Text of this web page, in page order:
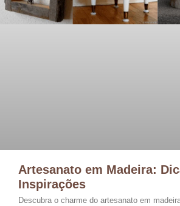
Artesanato em Madeira:
Inspirações
Descubra o charme do artesanato em